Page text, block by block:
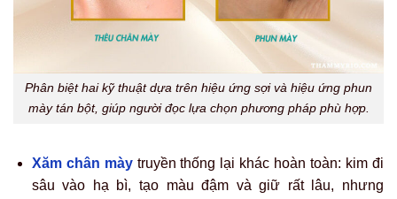
Phân biệt hai kỹ thuật dựa trên hiệu ứng sợi và hiệu ứng phun
mày tán bột, giúp người đọc lựa chọn phương pháp phù hợp.
Xăm chân màytruyền thống lại khác hoàn toàn: kim đi
sâu vào hạ bì, tạo màu đậm và giữ rất lâu, nhưng